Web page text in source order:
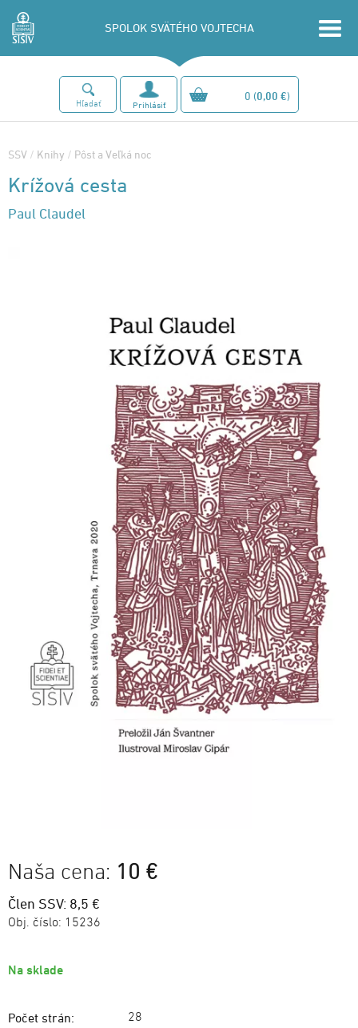
SPOLOK SVÄTÉHO VOJTECHA
Hľadať Prihlásiť
0 (0,00 €)
SSV / Knihy / Pôst a Veľká noc
Krížová cesta
Paul Claudel
Naša cena: 10 €
Člen SSV: 8,5 €
Obj. číslo: 15236
Na sklade
Počet strán: 28